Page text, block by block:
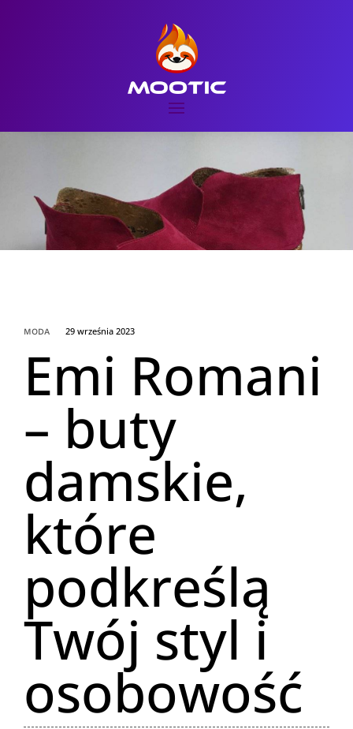
MODA 29 września 2023
Emi Romani
– buty
damskie,
które
podkreślą
Twój styl i
osobowość